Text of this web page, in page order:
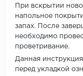
При вскрытии
напольное
запах. После
необходимо
проветривание.
Данная
перед укладкой